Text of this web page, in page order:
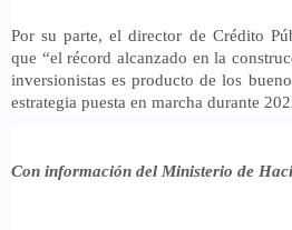
Por su parte, el director de Crédito
que “el récord alcanzado en la
inversionistas es producto de los
estrategia puesta en marcha durante
Con información del Ministerio de